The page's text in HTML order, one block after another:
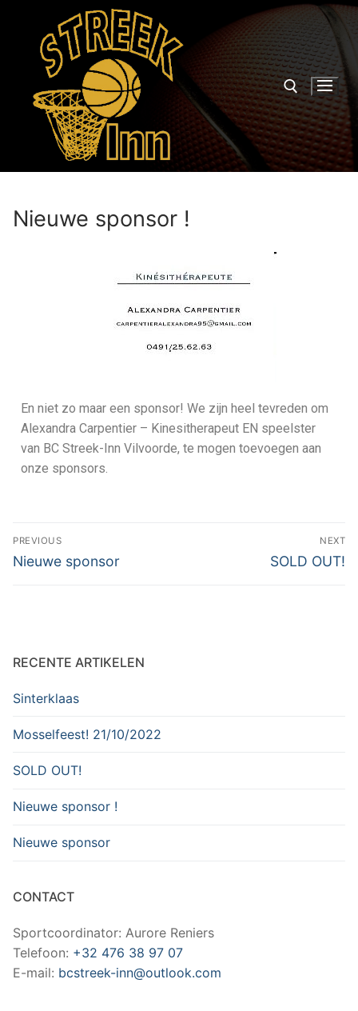
Nieuwe sponsor !
En niet zo maar een sponsor! We zijn heel tevreden om
Alexandra Carpentier – Kinesitherapeut EN speelster
van BC Streek-Inn Vilvoorde, te mogen toevoegen aan
onze sponsors.
PREVIOUS
Nieuwe sponsor
NEXT
SOLD OUT!
RECENTE ARTIKELEN
Sinterklaas
Mosselfeest! 21/10/2022
SOLD OUT!
Nieuwe sponsor !
Nieuwe sponsor
CONTACT
Sportcoordinator: Aurore Reniers
Telefoon: +32 476 38 97 07
E-mail: bcstreek-inn@outlook.com